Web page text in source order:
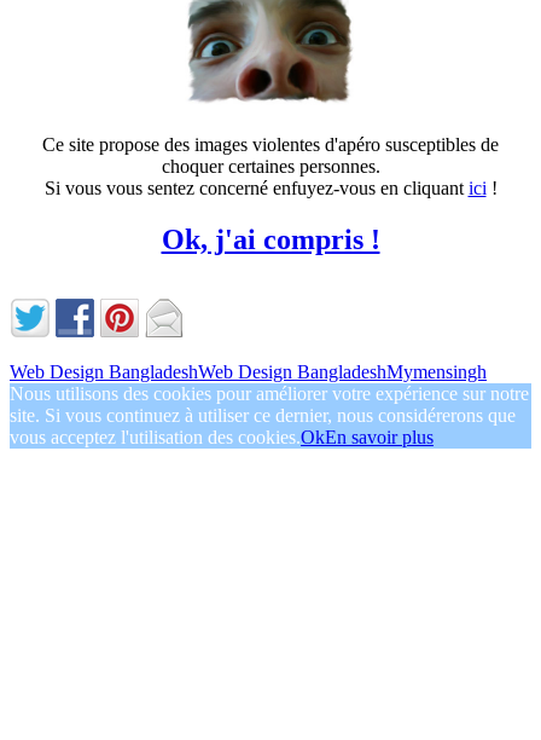
Ce site propose des images violentes d'apéro susceptibles de
choquer certaines personnes.
Si vous vous sentez concerné enfuyez-vous en cliquant ici !
Ok, j'ai compris !
Web Design BangladeshWeb Design BangladeshMymensingh
Nous utilisons des cookies pour améliorer votre expérience sur notre
site. Si vous continuez à utiliser ce dernier, nous considérerons que
vous acceptez l'utilisation des cookies.OkEn savoir plus